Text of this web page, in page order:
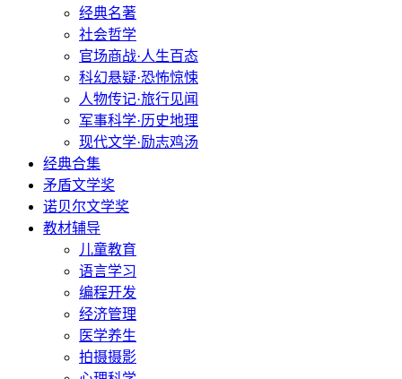
经典名著
社会哲学
官场商战·人生百态
科幻悬疑·恐怖惊悚
人物传记·旅行见闻
军事科学·历史地理
现代文学·励志鸡汤
经典合集
矛盾文学奖
诺贝尔文学奖
教材辅导
儿童教育
语言学习
编程开发
经济管理
医学养生
拍摄摄影